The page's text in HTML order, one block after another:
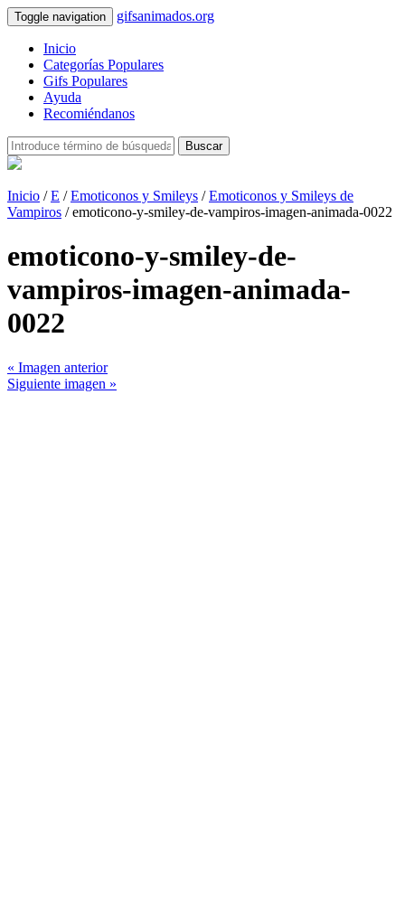
Toggle navigation gifsanimados.org
Inicio
Categorías Populares
Gifs Populares
Ayuda
Recomiéndanos
Buscar
Inicio /E /Emoticonos y Smileys /Emoticonos y Smileys de
Vampiros / emoticono-y-smiley-de-vampiros-imagen-animada-0022
emoticono-y-smiley-de-
vampiros-imagen-animada-
0022
« Imagen anterior
Siguiente imagen »